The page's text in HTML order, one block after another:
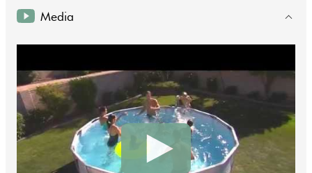
Media